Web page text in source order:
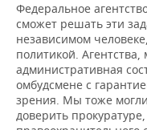
Федеральное
сможет решать эти
независимом
политикой.
административная
омбудсмене с
зрения. Мы тоже
доверить